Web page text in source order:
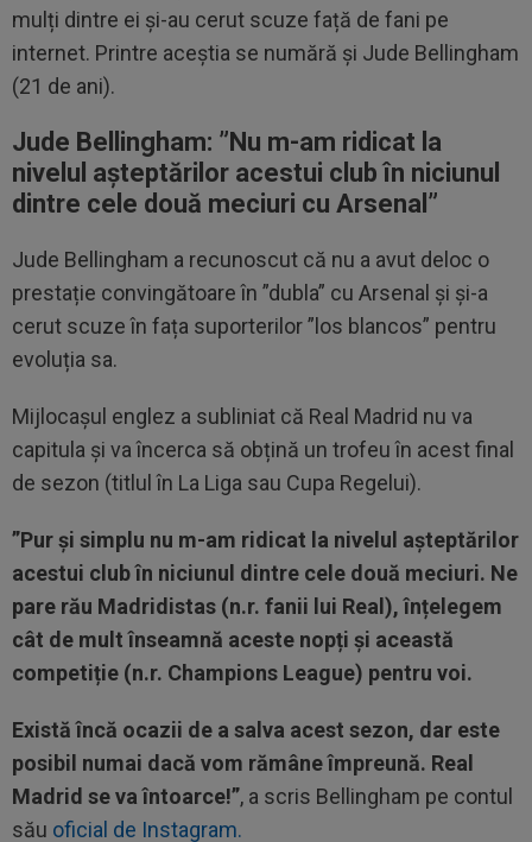
mulți dintre ei și-au cerut scuze față de fani pe
internet. Printre aceștia se numără și Jude Bellingham
(21 de ani).
Jude Bellingham: ”Nu m-am ridicat la
nivelul așteptărilor acestui club în niciunul
dintre cele două meciuri cu Arsenal”
Jude Bellingham a recunoscut că nu a avut deloc o
prestație convingătoare în ”dubla” cu Arsenal și și-a
cerut scuze în fața suporterilor ”los blancos” pentru
evoluția sa.
Mijlocașul englez a subliniat că Real Madrid nu va
capitula și va încerca să obțină un trofeu în acest final
de sezon (titlul în La Liga sau Cupa Regelui).
”Pur și simplu nu m-am ridicat la nivelul așteptărilor
acestui club în niciunul dintre cele două meciuri. Ne
pare rău Madridistas (n.r. fanii lui Real), înțelegem
cât de mult înseamnă aceste nopți și această
competiție (n.r. Champions League) pentru voi.
Există încă ocazii de a salva acest sezon, dar este
posibil numai dacă vom rămâne împreună. Real
Madrid se va întoarce!”, a scris Bellingham pe contul
său oficial de Instagram.